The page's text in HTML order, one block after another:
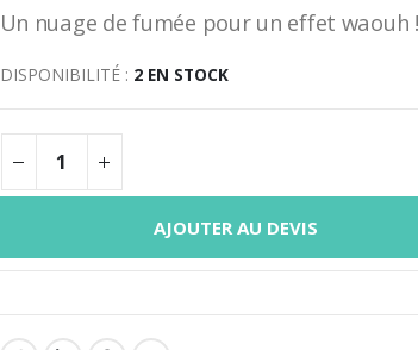
Un nuage de fumée pour un effet waouh !
DISPONIBILITÉ : 2 EN STOCK
AJOUTER AU DEVIS